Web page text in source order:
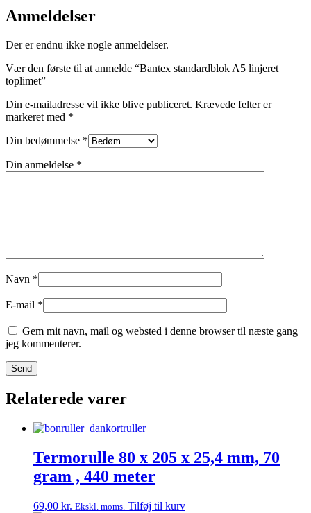
Anmeldelser
Der er endnu ikke nogle anmeldelser.
Vær den første til at anmelde “Bantex standardblok A5 linjeret
toplimet”
Din e-mailadresse vil ikke blive publiceret. Krævede felter er
markeret med *
Din bedømmelse *
Din anmeldelse *
Navn *
E-mail *
Gem mit navn, mail og websted i denne browser til næste gang
jeg kommenterer.
Relaterede varer
Termorulle 80 x 205 x 25,4 mm, 70
gram , 440 meter
69,00 kr. Ekskl. moms. Tilføj til kurv